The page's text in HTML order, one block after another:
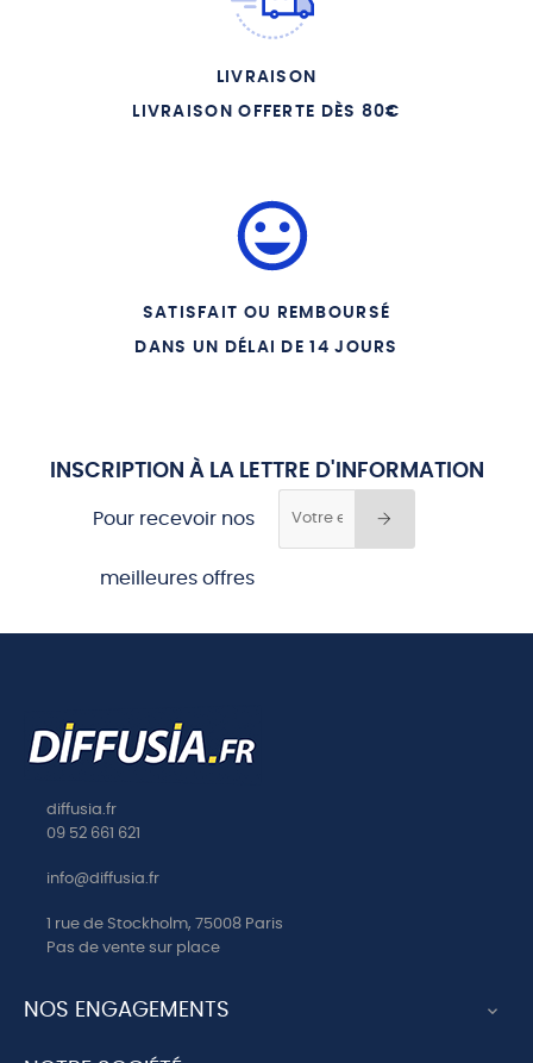
12 - ET LES SALESIENNES
APPRENTIS
14 - LES MIRACLES A PARIS
LIVRAISON
LIVRAISON OFFERTE DÈS 80€
SATISFAIT OU REMBOURSÉ
DANS UN DÉLAI DE 14 JOURS
INSCRIPTION À LA LETTRE D'INFORMATION
Pour recevoir nos
meilleures offres
diffusia.fr
09 52 661 621
info@diffusia.fr
1 rue de Stockholm, 75008 Paris
Pas de vente sur place
NOS ENGAGEMENTS 